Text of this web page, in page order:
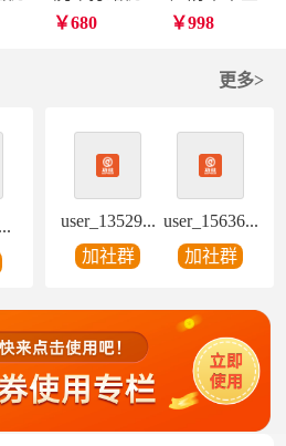
￥680
￥998
更多>
user_13529...
加社群
user_15636...
加社群